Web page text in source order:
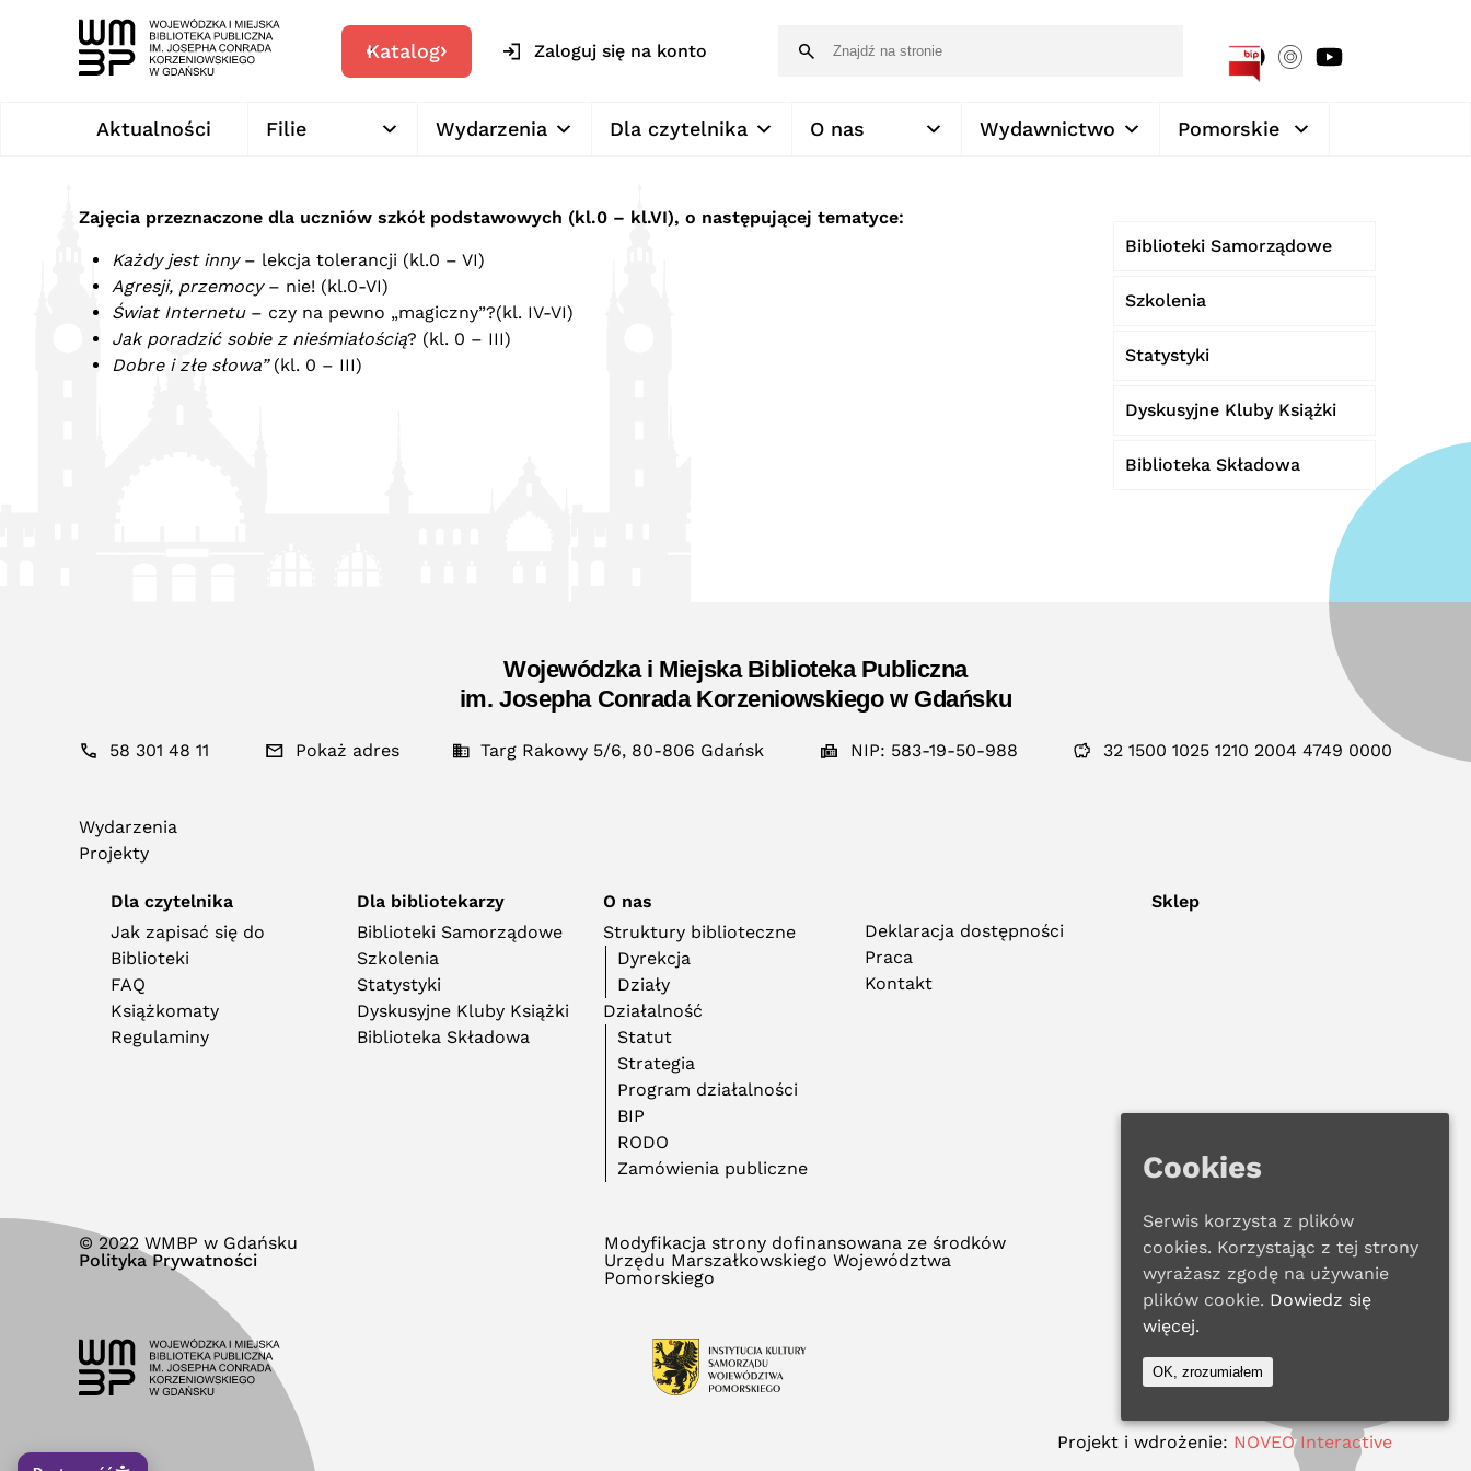
Katalog Zaloguj się na konto
Aktualności Filie Wydarzenia Dla czytelnika O nas Wydawnictwo Pomorskie
Zajęcia przeznaczone dla uczniów szkół podstawowych (kl.0 – kl.VI), o następującej tematyce:
Każdy jest inny– lekcja tolerancji (kl.0 – VI)
Agresji, przemocy – nie! (kl.0-VI)
Świat Internetu– czy na pewno „magiczny”?(kl. IV-VI)
Jak poradzić sobie z nieśmiałością? (kl. 0 – III)
Dobre i złe słowa”(kl. 0 – III)
Biblioteki Samorządowe
Szkolenia
Statystyki
Dyskusyjne Kluby Książki
Biblioteka Składowa
Wojewódzka i Miejska Biblioteka Publiczna
im. Josepha Conrada Korzeniowskiego w Gdańsku
58 301 48 11 Pokaż adres Targ Rakowy 5/6, 80-806 Gdańsk NIP: 583-19-50-988 32 1500 1025 1210 2004 4749 0000
Wydarzenia
Projekty
Dla czytelnika
Jak zapisać się do
Biblioteki
FAQ
Książkomaty
Regulaminy
Dla bibliotekarzy
Biblioteki Samorządowe
Szkolenia
Statystyki
Dyskusyjne Kluby Książki
Biblioteka Składowa
O nas
Struktury biblioteczne
Dyrekcja
Działy
Działalność
Statut
Strategia
Program działalności
BIP
RODO
Zamówienia publiczne
Deklaracja dostępności
Praca
Kontakt
Sklep
© 2022 WMBP w Gdańsku
Polityka Prywatności
Modyfikacja strony dofinansowana ze środków
Urzędu Marszałkowskiego Województwa
Pomorskiego
Projekt i wdrożenie: NOVEO Interactive
Cookies
Serwis korzysta z plików
cookies. Korzystając z tej strony
wyrażasz zgodę na używanie
plików cookie. Dowiedz się
więcej.
OK, zrozumiałem